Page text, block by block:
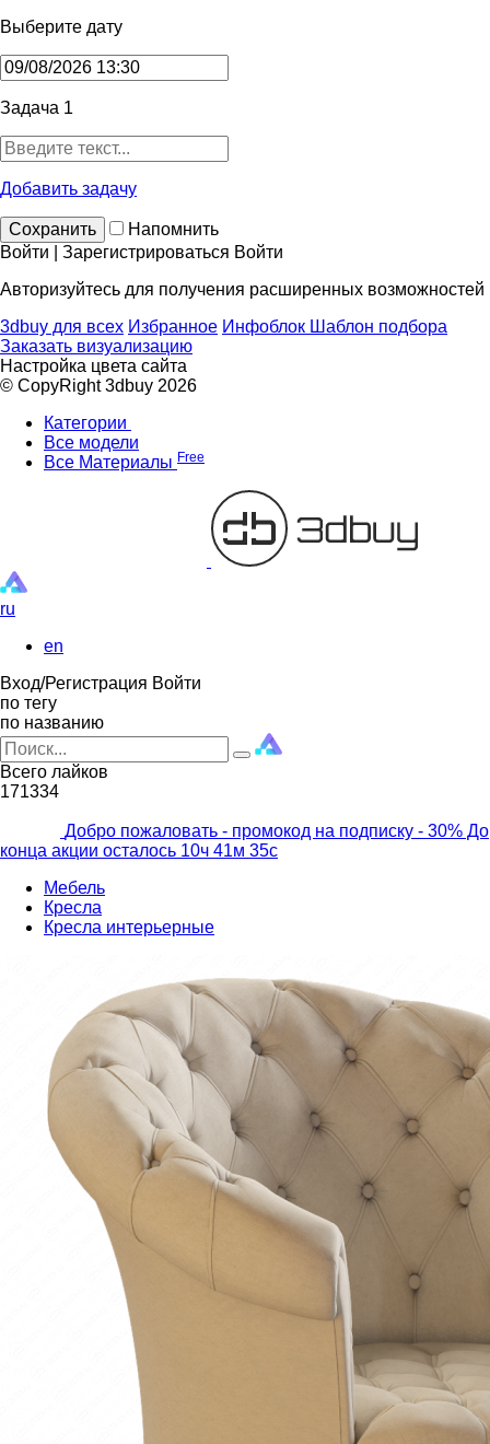
Выберите дату
Задача 1
Добавить задачу
Сохранить
Напомнить
Войти | Зарегистрироваться Войти
Авторизуйтесь для получения расширенных возможностей
3dbuy для всех Избранное Инфоблок Шаблон подбора
Заказать визуализацию
Настройка цвета сайта
© CopyRight 3dbuy 2026
Категории
Все модели
Все Материалы Free
ru
en
Вход/Регистрация Войти
по тегу
по названию
Всего лайков
171334
Добро пожаловать - промокод на подписку - 30% До
конца акции осталось 10ч 41м 33с
Мебель
Кресла
Кресла интерьерные